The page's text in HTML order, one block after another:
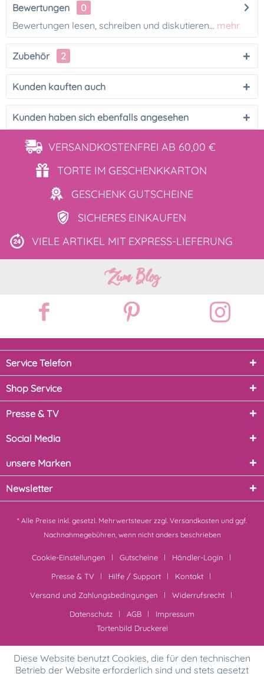
Bewertungen
0
Bewertungen lesen, schreiben und diskutieren... mehr
Zubehör 2
Kunden kauften auch
Kunden haben sich ebenfalls angesehen
VERSANDKOSTENFREI AB 60,00 €
TORTE IM GESCHENKKARTON
GESCHENK GUTSCHEINE
SICHERES EINKAUFEN
VIELE ARTIKEL MIT EXPRESS-LIEFERUNG
Zum Blog
Service Telefon
Shop Service
Presse & TV
Social Media
unsere Marken
Newsletter
* Alle Preise inkl. gesetzl. Mehrwertsteuer zzgl. Versandkosten und ggf.
Nachnahmegebühren, wenn nicht anders beschrieben
Cookie-Einstellungen Gutscheine
Händler-Login
Presse & TV
Hilfe / Support
Kontakt
Versand und Zahlungsbedingungen
Widerrufsrecht
Datenschutz
AGB
Impressum
Tortenbild Druckerei
Diese Website benutzt Cookies, die für den technischen
Betrieb der Website erforderlich sind und stets gesetzt